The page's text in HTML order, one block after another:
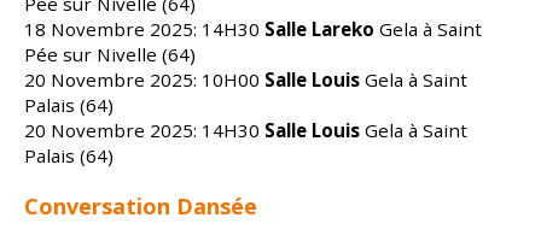
18 Novembre 2025: 14H30 Salle Lareko Gela à Saint
Pée sur Nivelle (64)
20 Novembre 2025: 10H00 Salle Louis Gela à Saint
Palais (64)
20 Novembre 2025: 14H30 Salle Louis Gela à Saint
Palais (64)
Conversation Dansée